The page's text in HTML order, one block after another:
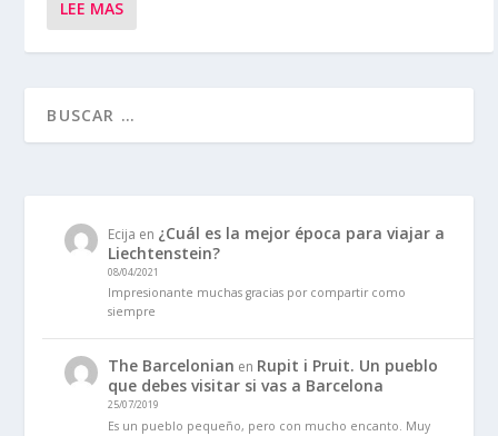
LEE MAS
Ecija en ¿Cuál es la mejor época para viajar a
Liechtenstein?
08/04/2021
Impresionante muchas gracias por compartir como
siempre
The Barcelonian en Rupit i Pruit. Un pueblo
que debes visitar si vas a Barcelona
25/07/2019
Es un pueblo pequeño, pero con mucho encanto. Muy